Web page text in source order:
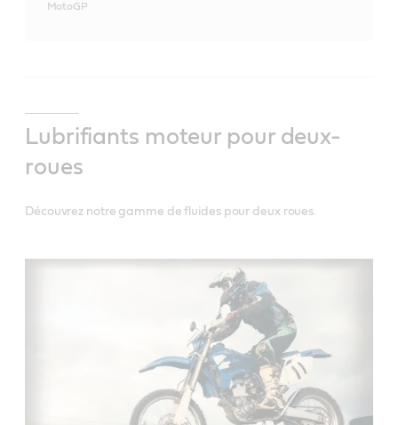
MotoGP
Lubrifiants moteur pour deux-
roues
Découvrez notre gamme de fluides pour deux roues.